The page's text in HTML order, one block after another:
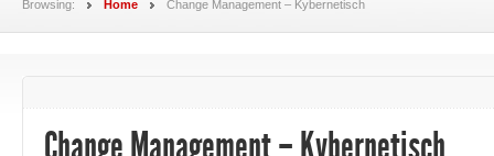
Browsing: Home Change Management – Kybernetisch